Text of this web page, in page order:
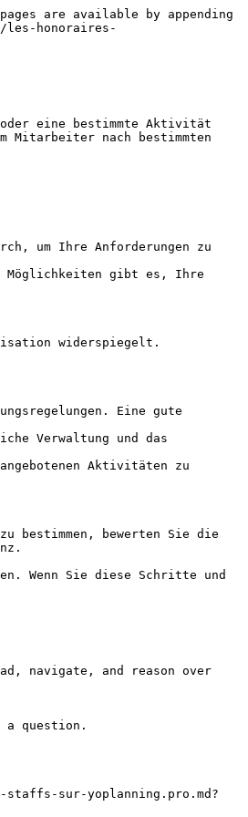
are available by appending
les-honoraires-
oder eine bestimmte Aktivität
nach bestimmten
um Ihre Anforderungen zu
Eine gute
Verwaltung und das
Aktivitäten zu
bestimmen, bewerten Sie die
Wenn Sie diese Schritte und
navigate, and reason over
question.
staffs-sur-yoplanning.pro.md?